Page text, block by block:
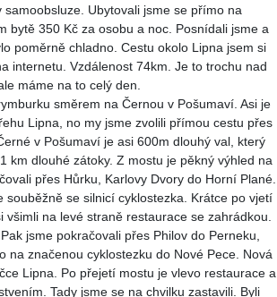
samoobsluze. Ubytovali jsme se přímo na
bytě 350 Kč za osobu a noc. Posnídali jsme a
poměrně chladno. Cestu okolo Lipna jsem si
internetu. Vzdálenost 74km. Je to trochu nad
máme na to celý den.
směrem na Černou v Pošumaví. Asi je
Lipna, no my jsme zvolili přímou cestu přes
v Pošumaví je asi 600m dlouhý val, který
km dlouhé zátoky. Z mostu je pěkný výhled na
přes Hůrku, Karlovy Dvory do Horní Plané.
souběžně se silnicí cyklostezka. Krátce po vjetí
všimli na levé straně restaurace se zahrádkou.
jsme pokračovali přes Philov do Perneku,
na značenou cyklostezku do Nové Pece. Nová
Lipna. Po přejetí mostu je vlevo restaurace a
Tady jsme se na chvilku zastavili. Byli